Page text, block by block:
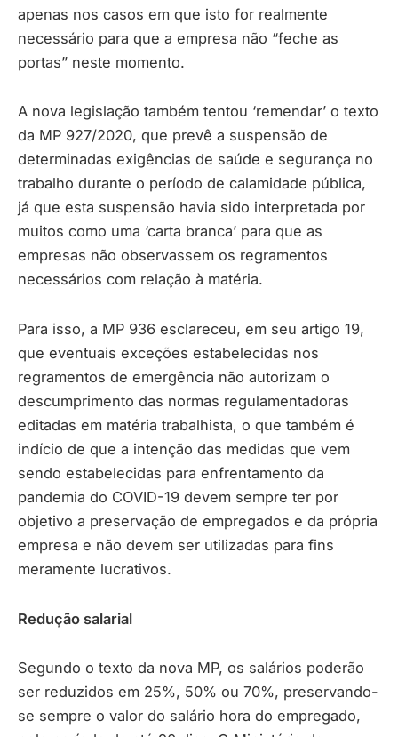
apenas nos casos em que isto for realmente
necessário para que a empresa não “feche as
portas” neste momento.
A nova legislação também tentou ‘remendar’ o texto
da MP 927/2020, que prevê a suspensão de
determinadas exigências de saúde e segurança no
trabalho durante o período de calamidade pública,
já que esta suspensão havia sido interpretada por
muitos como uma ‘carta branca’ para que as
empresas não observassem os regramentos
necessários com relação à matéria.
Para isso, a MP 936 esclareceu, em seu artigo 19,
que eventuais exceções estabelecidas nos
regramentos de emergência não autorizam o
descumprimento das normas regulamentadoras
editadas em matéria trabalhista, o que também é
indício de que a intenção das medidas que vem
sendo estabelecidas para enfrentamento da
pandemia do COVID-19 devem sempre ter por
objetivo a preservação de empregados e da própria
empresa e não devem ser utilizadas para fins
meramente lucrativos.
Redução salarial
Segundo o texto da nova MP, os salários poderão
ser reduzidos em 25%, 50% ou 70%, preservando-
se sempre o valor do salário hora do empregado,